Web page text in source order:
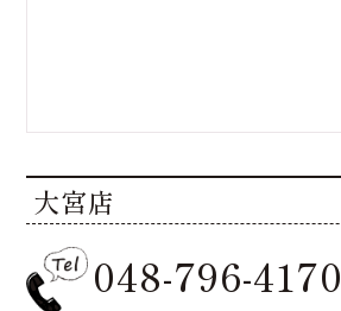
大宮店
048-796-4170